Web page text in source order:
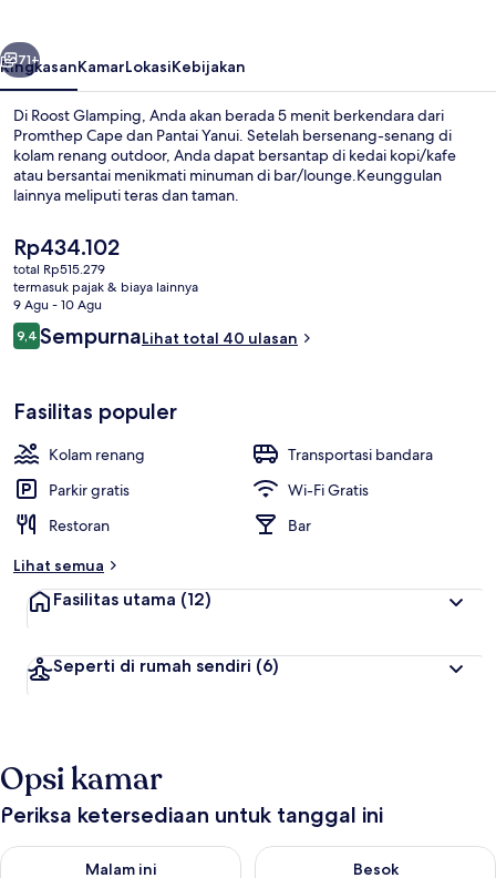
Berikutnya
71+
RingkasanKamarLokasiKebijakan
Di Roost Glamping, Anda akan berada 5 menit berkendara dari
Promthep Cape dan Pantai Yanui. Setelah bersenang-senang di
kolam renang outdoor, Anda dapat bersantap di kedai kopi/kafe
atau bersantai menikmati minuman di bar/lounge.Keunggulan
lainnya meliputi teras dan taman.
Harga
saat
ini
Rp434.102
Rp434.102
total Rp515.279
termasuk pajak & biaya lainnya
9 Agu - 10 Agu
Ulasan
9,49,4 dari 10
SempurnaLihat total 40 ulasan
Fasilitas populer
Kolam renang
Transportasi bandara
Parkir gratis
Wi-Fi Gratis
Restoran
Bar
Lihat semua
Fasilitas utama (12)
Seperti di rumah sendiri (6)
Opsi kamar
Periksa ketersediaan untuk tanggal ini
Malam ini
Periksa ketersediaan untuk malam ini Agu 7 - Agu 8
Besok
Periksa ketersediaan untuk